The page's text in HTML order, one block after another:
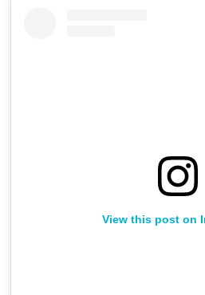
View this post on